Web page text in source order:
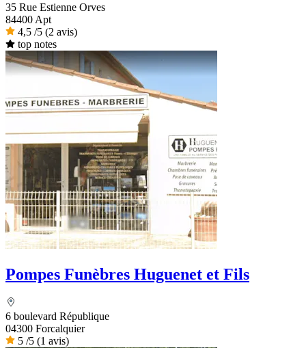
35 Rue Estienne Orves
84400 Apt
4,5 /5 (2 avis)
top notes
Pompes Funèbres Huguenet et Fils
6 boulevard République
04300 Forcalquier
5 /5 (1 avis)